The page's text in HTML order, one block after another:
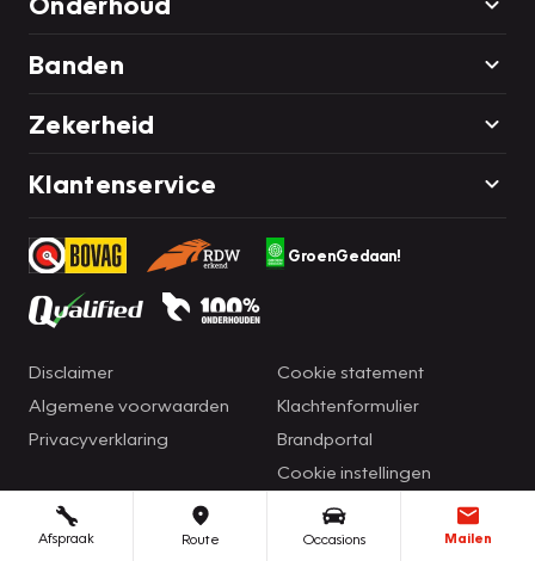
Afspraak Route Occasions Mailen
Banden
Zekerheid
Klantenservice
GroenGedaan!
Disclaimer
Algemene voorwaarden
Privacyverklaring
Cookie statement
Klachtenformulier
Brandportal
Cookie instellingen